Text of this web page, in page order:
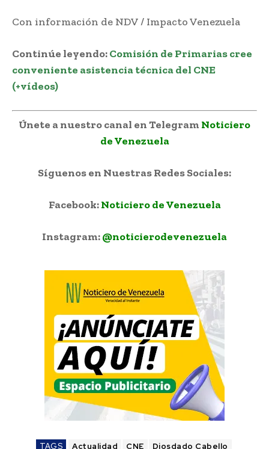
Con información de NDV / Impacto Venezuela
Continúe leyendo:Comisión de Primarias cree
conveniente asistencia técnica del CNE
(+vídeos)
Únete a nuestro canal en Telegram Noticiero
de Venezuela
Síguenos en Nuestras Redes Sociales:
Facebook:Noticiero de Venezuela
Instagram:@noticierodevenezuela
TAGS Actualidad CNE
Diosdado Cabello